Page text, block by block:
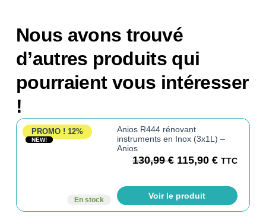
Nous avons trouvé
d’autres produits qui
pourraient vous intéresser
!
PROMO ! 12%
NEW!
En stock
Anios R444 rénovant
instruments en Inox (3x1L) –
Anios
130,99€ 115,90€ TTC
Voir le produit